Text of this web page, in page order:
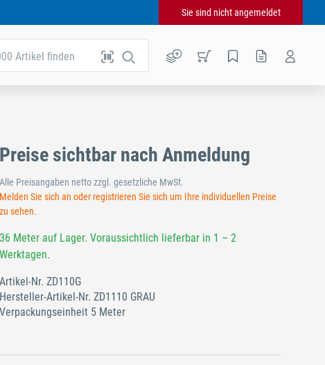
Sie sind nicht angemeldet
Artikel finden
Preise sichtbar nach Anmeldung
Alle Preisangaben netto zzgl. gesetzliche MwSt.
Melden Sie sich an oder registrieren Sie sich um Ihre individuellen Preise
zu sehen.
36 Meter auf Lager. Voraussichtlich lieferbar in 1 – 2
Werktagen.
Artikel-Nr. ZD110G
Hersteller-Artikel-Nr. ZD1110 GRAU
Verpackungseinheit 5 Meter